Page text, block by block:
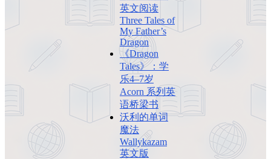
英文阅读
Three Tales of
My Father’s
Dragon
《Dragon
Tales》：学
乐4–7岁
Acorn 系列英
语桥梁书
沃利的单词
魔法
Wallykazam
英文版